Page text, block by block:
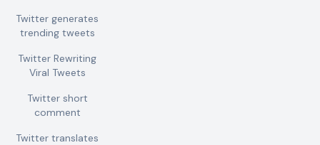
Twitter generates
trending tweets
Twitter Rewriting
Viral Tweets
Twitter short
comment
Twitter translates